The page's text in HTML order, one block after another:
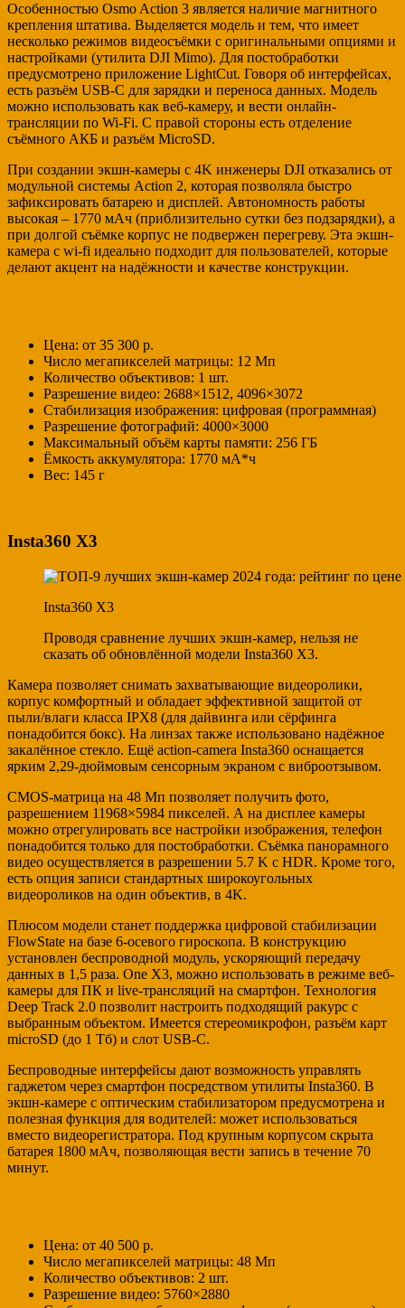
Особенностью Osmo Action 3 является наличие магнитного
крепления штатива. Выделяется модель и тем, что имеет
несколько режимов видеосъёмки с оригинальными опциями и
настройками (утилита DJI Mimo). Для постобработки
предусмотрено приложение LightCut. Говоря об интерфейсах,
есть разъём USB-C для зарядки и переноса данных. Модель
можно использовать как веб-камеру, и вести онлайн-
трансляции по Wi-Fi. С правой стороны есть отделение
съёмного АКБ и разъём MicroSD.
При создании экшн-камеры с 4K инженеры DJI отказались от
модульной системы Action 2, которая позволяла быстро
зафиксировать батарею и дисплей. Автономность работы
высокая – 1770 мАч (приблизительно сутки без подзарядки), а
при долгой съёмке корпус не подвержен перегреву. Эта экшн-
камера с wi-fi идеально подходит для пользователей, которые
делают акцент на надёжности и качестве конструкции.
Цена: от 35 300 р.
Число мегапикселей матрицы: 12 Мп
Количество объективов: 1 шт.
Разрешение видео: 2688×1512, 4096×3072
Стабилизация изображения: цифровая (программная)
Разрешение фотографий: 4000×3000
Максимальный объём карты памяти: 256 ГБ
Ёмкость аккумулятора: 1770 мА*ч
Вес: 145 г
Insta360 X3
Insta360 X3
Проводя сравнение лучших экшн-камер, нельзя не
сказать об обновлённой модели Insta360 X3.
Камера позволяет снимать захватывающие видеоролики,
корпус комфортный и обладает эффективной защитой от
пыли/влаги класса IPX8 (для дайвинга или сёрфинга
понадобится бокс). На линзах также использовано надёжное
закалённое стекло. Ещё action-camera Insta360 оснащается
ярким 2,29-дюймовым сенсорным экраном с виброотзывом.
CMOS-матрица на 48 Мп позволяет получить фото,
разрешением 11968×5984 пикселей. А на дисплее камеры
можно отрегулировать все настройки изображения, телефон
понадобится только для постобработки. Съёмка панорамного
видео осуществляется в разрешении 5.7 K с HDR. Кроме того,
есть опция записи стандартных широкоугольных
видеороликов на один объектив, в 4K.
Плюсом модели станет поддержка цифровой стабилизации
FlowState на базе 6-осевого гироскопа. В конструкцию
установлен беспроводной модуль, ускоряющий передачу
данных в 1,5 раза. One X3, можно использовать в режиме веб-
камеры для ПК и live-трансляций на смартфон. Технология
Deep Track 2.0 позволит настроить подходящий ракурс с
выбранным объектом. Имеется стереомикрофон, разъём карт
microSD (до 1 Тб) и слот USB-C.
Беспроводные интерфейсы дают возможность управлять
гаджетом через смартфон посредством утилиты Insta360. В
экшн-камере с оптическим стабилизатором предусмотрена и
полезная функция для водителей: может использоваться
вместо видеорегистратора. Под крупным корпусом скрыта
батарея 1800 мАч, позволяющая вести запись в течение 70
минут.
Цена: от 40 500 р.
Число мегапикселей матрицы: 48 Мп
Количество объективов: 2 шт.
Разрешение видео: 5760×2880